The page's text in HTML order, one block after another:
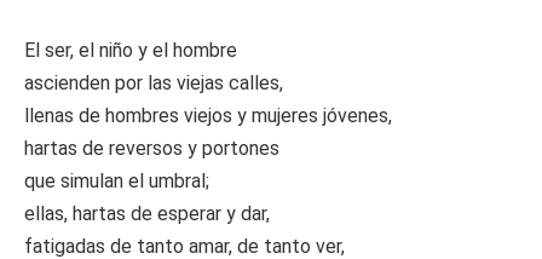
El ser, el niño y el hombre
ascienden por las viejas calles,
llenas de hombres viejos y mujeres jóvenes,
hartas de reversos y portones
que simulan el umbral;
ellas, hartas de esperar y dar,
fatigadas de tanto amar, de tanto ver,